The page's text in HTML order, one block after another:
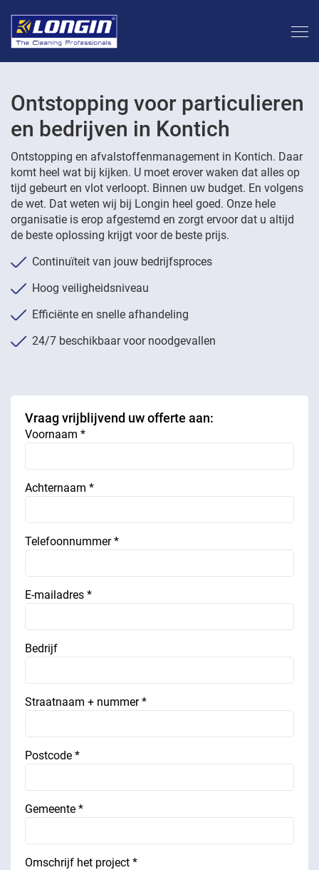
Ontstopping voor particulieren
en bedrijven in Kontich
Ontstopping en afvalstoffenmanagement in Kontich. Daar
komt heel wat bij kijken. U moet erover waken dat alles op
tijd gebeurt en vlot verloopt. Binnen uw budget. En volgens
de wet. Dat weten wij bij Longin heel goed. Onze hele
organisatie is erop afgestemd en zorgt ervoor dat u altijd
de beste oplossing krijgt voor de beste prijs.
Continuïteit van jouw bedrijfsproces
Hoog veiligheidsniveau
Efficiënte en snelle afhandeling
24/7 beschikbaar voor noodgevallen
Vraag vrijblijvend uw offerte aan:
Voornaam *
Achternaam *
Telefoonnummer *
E-mailadres *
Bedrijf
Straatnaam + nummer *
Postcode *
Gemeente *
Omschrijf het project *